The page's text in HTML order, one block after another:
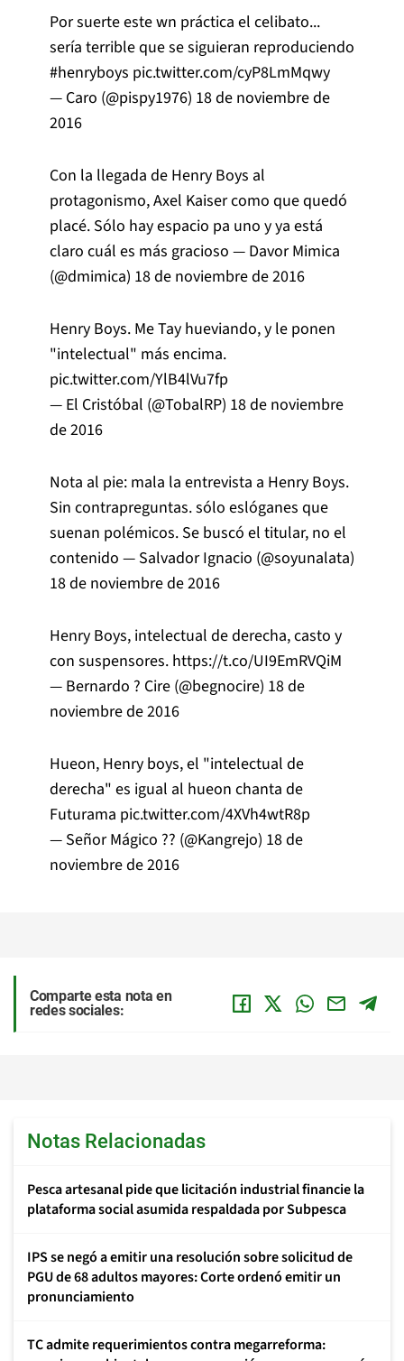
Por suerte este wn práctica el celibato...
sería terrible que se siguieran reproduciendo
#henryboys pic.twitter.com/cyP8LmMqwy
— Caro (@pispy1976) 18 de noviembre de
2016
Con la llegada de Henry Boys al
protagonismo, Axel Kaiser como que quedó
placé. Sólo hay espacio pa uno y ya está
claro cuál es más gracioso — Davor Mimica
(@dmimica) 18 de noviembre de 2016
Henry Boys. Me Tay hueviando, y le ponen
"intelectual" más encima.
pic.twitter.com/YlB4lVu7fp
— El Cristóbal (@TobalRP) 18 de noviembre
de 2016
Nota al pie: mala la entrevista a Henry Boys.
Sin contrapreguntas. sólo eslóganes que
suenan polémicos. Se buscó el titular, no el
contenido — Salvador Ignacio (@soyunalata)
18 de noviembre de 2016
Henry Boys, intelectual de derecha, casto y
con suspensores. https://t.co/UI9EmRVQiM
— Bernardo ? Cire (@begnocire) 18 de
noviembre de 2016
Hueon, Henry boys, el "intelectual de
derecha" es igual al hueon chanta de
Futurama pic.twitter.com/4XVh4wtR8p
— Señor Mágico ?? (@Kangrejo) 18 de
noviembre de 2016
Comparte esta nota en
redes sociales:
Notas Relacionadas
Pesca artesanal pide que licitación industrial financie la
plataforma social asumida respaldada por Subpesca
IPS se negó a emitir una resolución sobre solicitud de
PGU de 68 adultos mayores: Corte ordenó emitir un
pronunciamiento
TC admite requerimientos contra megarreforma: